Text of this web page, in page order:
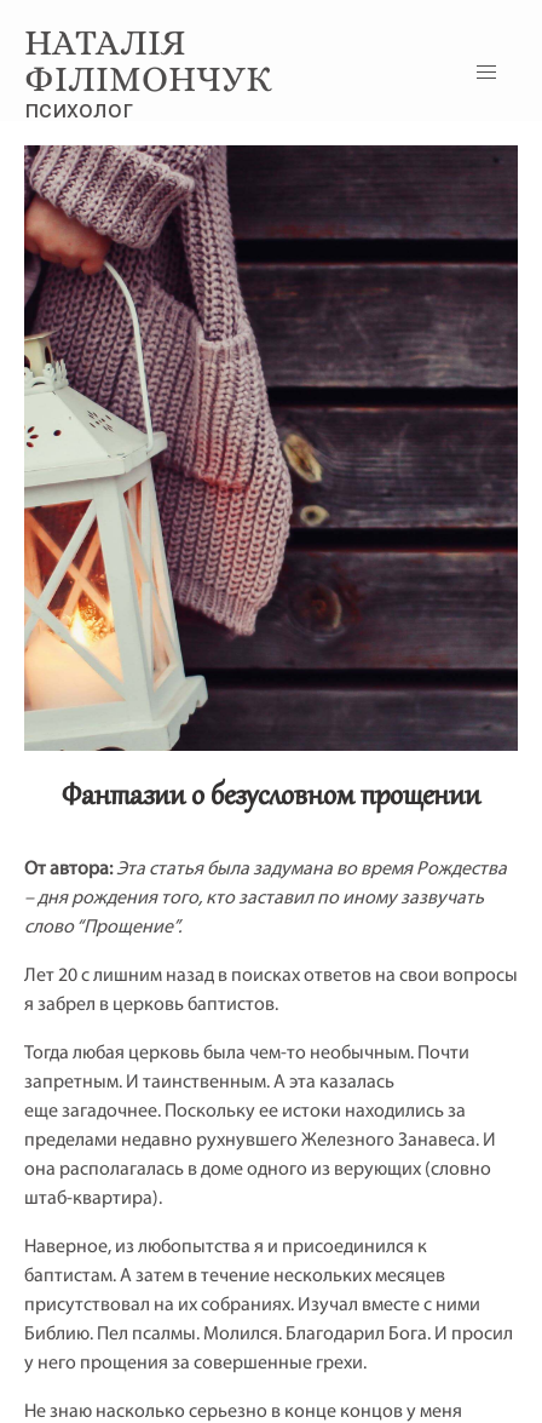
НАТАЛІЯ
ФІЛІМОНЧУК
психолог
Фантазии о безусловном прощении
От автора:Эта статья была задумана во время Рождества
– дня рождения того, кто заставил по иному зазвучать
слово “Прощение”.
Лет 20 с лишним назад в поисках ответов на свои вопросы
я забрел в церковь баптистов.
Тогда любая церковь была чем-то необычным. Почти
запретным. И таинственным. А эта казалась
еще загадочнее. Поскольку ее истоки находились за
пределами недавно рухнувшего Железного Занавеса. И
она располагалась в доме одного из верующих (словно
штаб-квартира).
Наверное, из любопытства я и присоединился к
баптистам. А затем в течение нескольких месяцев
присутствовал на их собраниях. Изучал вместе с ними
Библию. Пел псалмы. Молился. Благодарил Бога. И просил
у него прощения за совершенные грехи.
Не знаю насколько серьезно в конце концов у меня